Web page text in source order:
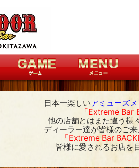
日本一楽しいアミューズ
「Extreme Bar
他の店舗とはまた違う様
ディーラー達が皆様のご来
「Extreme Bar
皆様に愛されるお店を